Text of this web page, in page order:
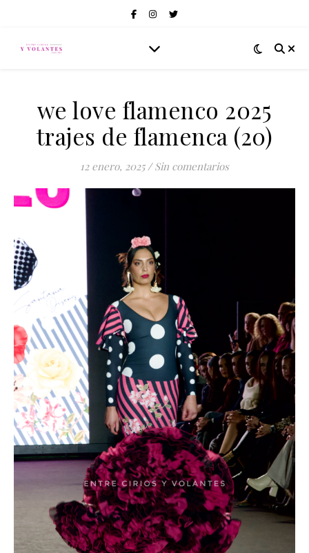
we love flamenco 2025
trajes de flamenca (20)
12 enero, 2025 / Sin comentarios